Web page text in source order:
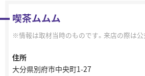
喫茶ムムム
情報は取材当時のものです。来店の際は公
住所
大分県別府市中央町1-27